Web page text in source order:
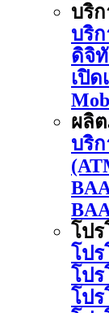
บริ
บริ
ดิจิ
เปิ
ผลิ
บริ
โป
โป
โป
โปร